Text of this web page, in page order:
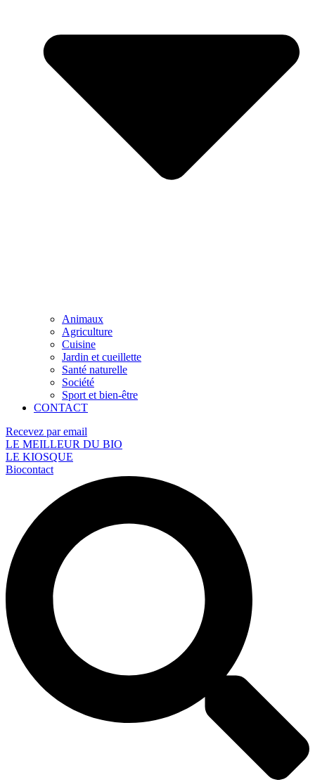
Animaux
Agriculture
Cuisine
Jardin et cueillette
Santé naturelle
Société
Sport et bien-être
CONTACT
Recevez par email
LE MEILLEUR DU BIO
LE KIOSQUE
Biocontact